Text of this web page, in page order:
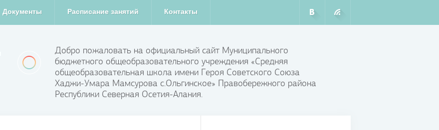
Документы Расписание занятий Контакты
Добро пожаловать на официальный сайт Муниципального
бюджетного общеобразовательного учреждения «Средняя
общеобразовательная школа имени Героя Советского Союза
Хаджи-Умара Мамсурова с.Ольгинское» Правобережного района
Республики Северная Осетия-Алания.